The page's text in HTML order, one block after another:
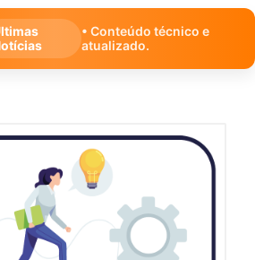
• Conteúdo técnico e
atualizado.